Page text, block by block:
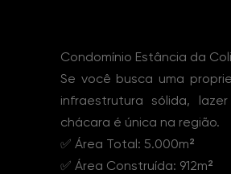
Condomínio Estância da
Se você busca uma
infraestrutura sólida,
chácara é única na região.
✅ Área Total: 5.000m²
✅ Área Construída: 912m²